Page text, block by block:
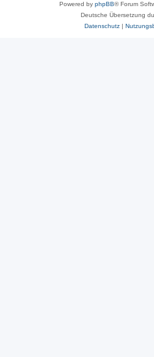
Powered by phpBB® Forum
Deutsche Übersetzung
Datenschutz|